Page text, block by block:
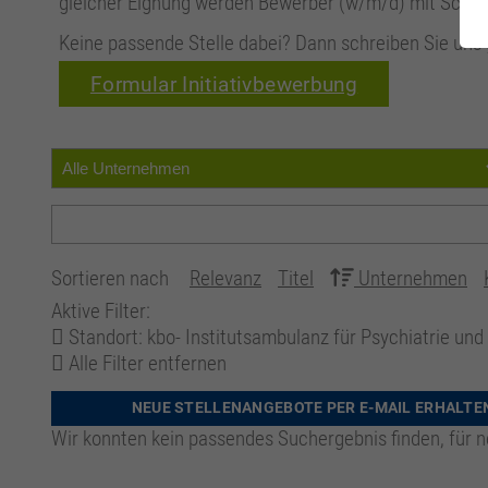
Keine passende Stelle dabei? Dann schreiben Sie
Formular Initiativbewerbung
Sortieren nach Relevanz Titel Unternehmen
Aktive Filter:
Standort: kbo- Institutsambulanz für Psychiatrie
Alle Filter entfernen
NEUE STELLENANGEBOTE PER E-MAIL
Wir konnten kein passendes Suchergebnis finden, für